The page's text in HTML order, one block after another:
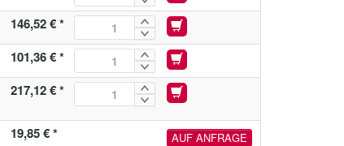
146,52 € *
101,36 € *
217,12 € *
19,85 € * AUF ANFRAGE